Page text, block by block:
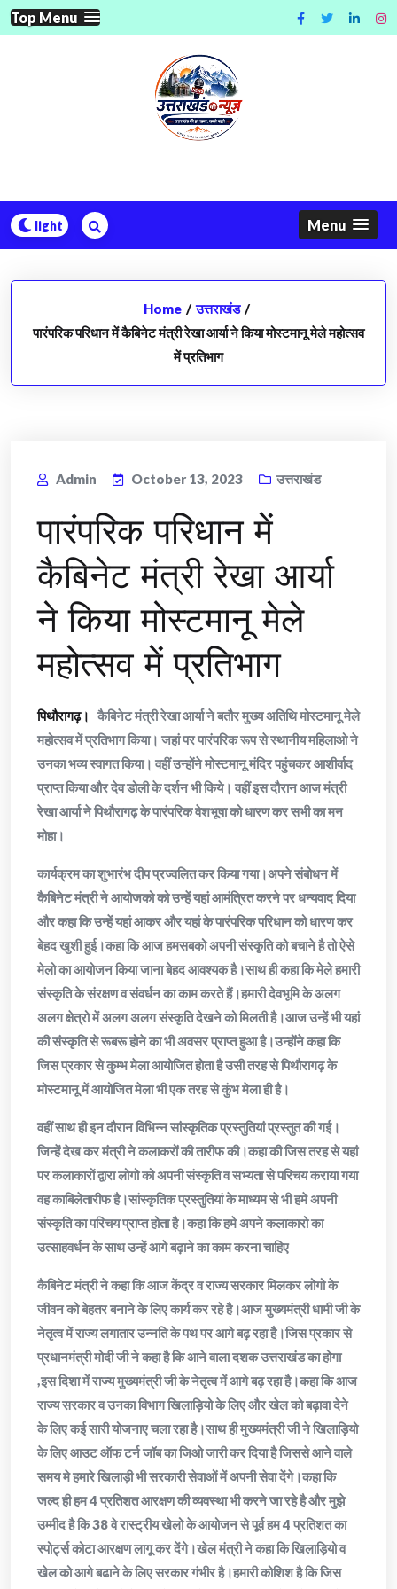
Skip
to
Top Menu
Menu
Home / उत्तराखंड /
पारंपरिक परिधान में कैबिनेट मंत्री रेखा आर्या ने किया मोस्टमानू मेले महोत्सव
में प्रतिभाग
Admin October 13, 2023 उत्तराखंड
पारंपरिक परिधान में
कैबिनेट मंत्री रेखा आर्या
ने किया मोस्टमानू मेले
महोत्सव में प्रतिभाग
पिथौरागढ़।
कैबिनेट मंत्री रेखा आर्या ने बतौर मुख्य अतिथि मोस्टमानू मेले
महोत्सव में प्रतिभाग किया। जहां पर पारंपरिक रूप से स्थानीय महिलाओ ने
उनका भव्य स्वागत किया। वहीं उन्होंने मोस्टमानू मंदिर पहुंचकर आशीर्वाद
प्राप्त किया और देव डोली के दर्शन भी किये। वहीं इस दौरान आज मंत्री
रेखा आर्या ने पिथौरागढ़ के पारंपरिक वेशभूषा को धारण कर सभी का मन
मोहा।
कार्यक्रम का शुभारंभ दीप प्रज्वलित कर किया गया।अपने संबोधन में
कैबिनेट मंत्री ने आयोजको को उन्हें यहां आमंत्रित करने पर धन्यवाद दिया
और कहा कि उन्हें यहां आकर और यहां के पारंपरिक परिधान को धारण कर
बेहद खुशी हुई।कहा कि आज हमसबको अपनी संस्कृति को बचाने है तो ऐसे
मेलो का आयोजन किया जाना बेहद आवश्यक है।साथ ही कहा कि मेले हमारी
संस्कृति के संरक्षण व संवर्धन का काम करते हैं।हमारी देवभूमि के अलग
अलग क्षेत्रो में अलग अलग संस्कृति देखने को मिलती है।आज उन्हें भी यहां
की संस्कृति से रूबरू होने का भी अवसर प्राप्त हुआ है।उन्होंने कहा कि
जिस प्रकार से कुम्भ मेला आयोजित होता है उसी तरह से पिथौरागढ़ के
मोस्टमानू में आयोजित मेला भी एक तरह से कुंभ मेला ही है।
वहीं साथ ही इन दौरान विभिन्न सांस्कृतिक प्रस्तुतियां प्रस्तुत की गई।
जिन्हें देख कर मंत्री ने कलाकरों की तारीफ की।कहा की जिस तरह से यहां
पर कलाकारों द्वारा लोगो को अपनी संस्कृति व सभ्यता से परिचय कराया गया
वह काबिलेतारीफ है।सांस्कृतिक प्रस्तुतियां के माध्यम से भी हमे अपनी
संस्कृति का परिचय प्राप्त होता है।कहा कि हमे अपने कलाकारो का
उत्साहवर्धन के साथ उन्हें आगे बढ़ाने का काम करना चाहिए
कैबिनेट मंत्री ने कहा कि आज केंद्र व राज्य सरकार मिलकर लोगो के
जीवन को बेहतर बनाने के लिए कार्य कर रहे है।आज मुख्यमंत्री धामी जी के
नेतृत्व में राज्य लगातार उन्नति के पथ पर आगे बढ़ रहा है।जिस प्रकार से
प्रधानमंत्री मोदी जी ने कहा है कि आने वाला दशक उत्तराखंड का होगा
,इस दिशा में राज्य मुख्यमंत्री जी के नेतृत्व में आगे बढ़ रहा है।कहा कि आज
राज्य सरकार व उनका विभाग खिलाड़ियो के लिए और खेल को बढ़ावा देने
के लिए कई सारी योजनाए चला रहा है।साथ ही मुख्यमंत्री जी ने खिलाड़ियो
के लिए आउट ऑफ टर्न जॉब का जिओ जारी कर दिया है जिससे आने वाले
समय मे हमारे खिलाड़ी भी सरकारी सेवाओं में अपनी सेवा देंगे।कहा कि
जल्द ही हम 4 प्रतिशत आरक्षण की व्यवस्था भी करने जा रहे है और मुझे
उम्मीद है कि 38 वे रास्ट्रीय खेलो के आयोजन से पूर्व हम 4 प्रतिशत का
स्पोर्ट्स कोटा आरक्षण लागू कर देंगे।खेल मंत्री ने कहा कि खिलाड़ियो व
खेल को आगे बढाने के लिए सरकार गंभीर है।हमारी कोशिश है कि जिस